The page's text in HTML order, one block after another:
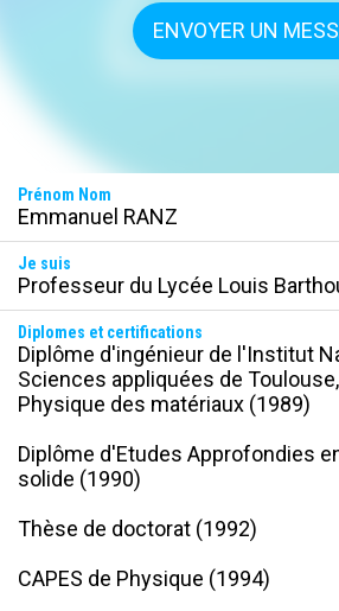
ENVOYER UN
Prénom Nom
Emmanuel RANZ
Je suis
Professeur du Lycée Louis
Diplomes et certifications
Diplôme d'ingénieur de l'Institut
Sciences appliquées de
Physique des matériaux (1989)
Diplôme d'Etudes Approfondies
solide (1990)
Thèse de doctorat (1992)
CAPES de Physique (1994)